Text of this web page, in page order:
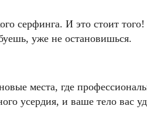
серфинга. И это стоит
уже не остановишься.
места, где
усердия, и ваше тело вас